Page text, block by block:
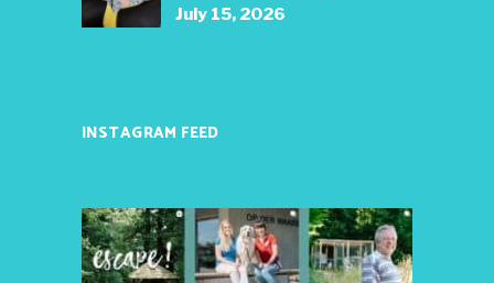
July 15, 2026
INSTAGRAM FEED